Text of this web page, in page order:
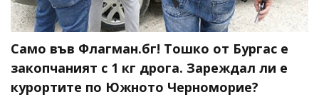
Само във Флагман.бг! Тошко от Бургас е
закопчаният с 1 кг дрога. Зареждал ли е
курортите по Южното Черноморие?